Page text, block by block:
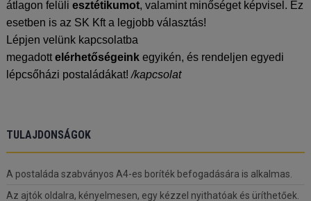
átlagon felüli esztétikumot, valamint minőséget képvisel. Ez
esetben is az SK Kft a legjobb választás!
Lépjen velünk kapcsolatba
megadottelérhetőségeinkegyikén, és rendeljen egyedi
lépcsőházi postaládákat!/kapcsolat
TULAJDONSÁGOK
A postaláda szabványos A4-es boríték befogadására is alkalmas.
Az ajtók oldalra, kényelmesen, egy kézzel nyithatóak és üríthetőek.